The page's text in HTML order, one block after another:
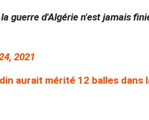
guerre d'Algérie n'est jamais
2021
aurait mérité 12 balles dans